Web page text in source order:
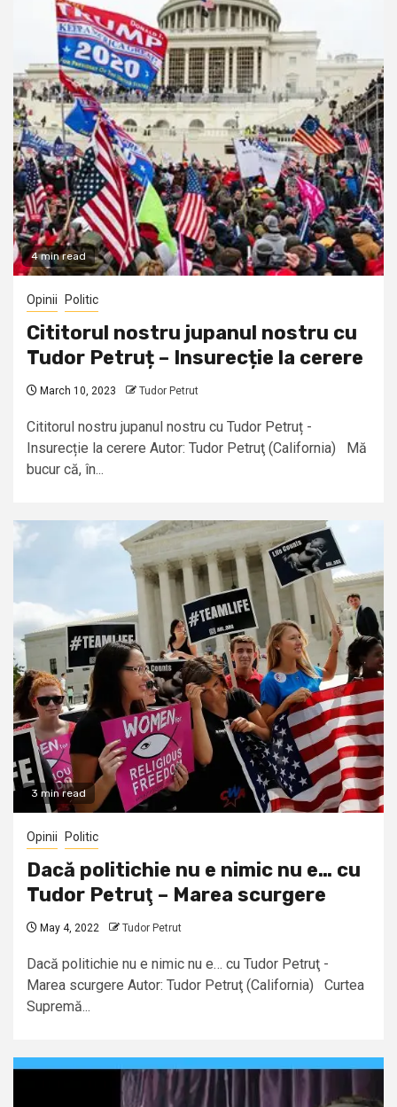
4 min read
Opinii Politic
Cititorul nostru jupanul nostru cu
Tudor Petruț – Insurecție la cerere
March 10, 2023 Tudor Petrut
Cititorul nostru jupanul nostru cu Tudor Petruț -
Insurecție la cerere Autor: Tudor Petruţ (California) Mă
bucur că, în...
3 min read
Opinii Politic
Dacă politichie nu e nimic nu e… cu
Tudor Petruţ – Marea scurgere
May 4, 2022 Tudor Petrut
Dacă politichie nu e nimic nu e… cu Tudor Petruţ -
Marea scurgere Autor: Tudor Petruţ (California) Curtea
Supremă...